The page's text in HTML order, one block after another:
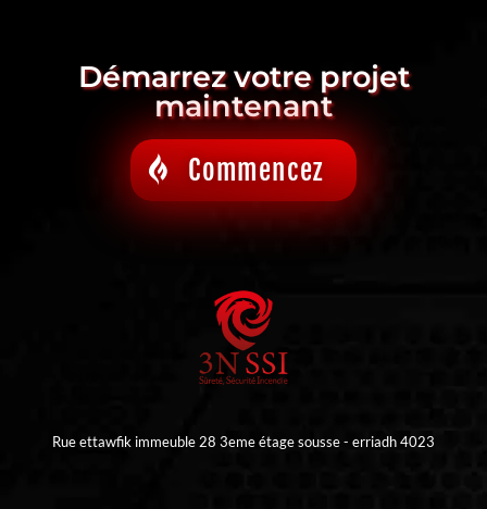
Démarrez votre projet
maintenant
Commencez
Rue ettawfik immeuble 28 3eme étage sousse - erriadh 4023